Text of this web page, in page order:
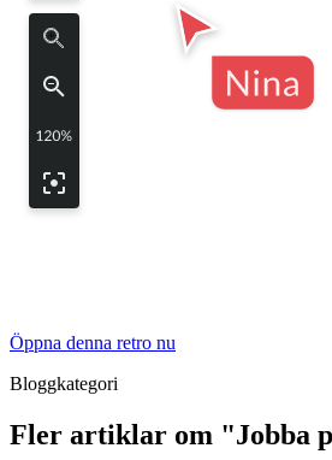
Öppna denna retro nu
Bloggkategori
Fler artiklar om "Jobba